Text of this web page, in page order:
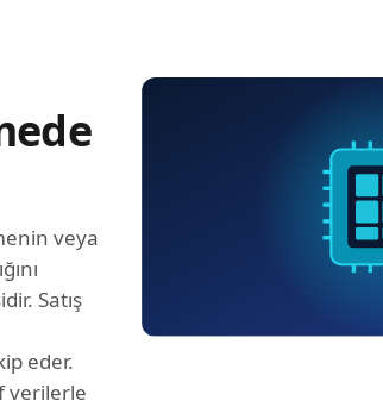
veya
Satış
eder.
verilerle